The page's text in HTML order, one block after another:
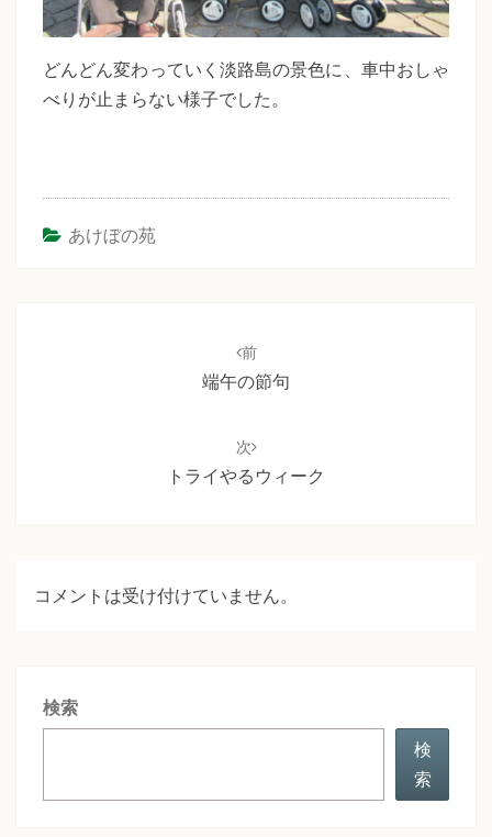
どんどん変わっていく淡路島の景色に、車中おしゃ
べりが止まらない様子でした。
あけぼの苑
前
端午の節句
次
トライやるウィーク
コメントは受け付けていません。
検索
検
索